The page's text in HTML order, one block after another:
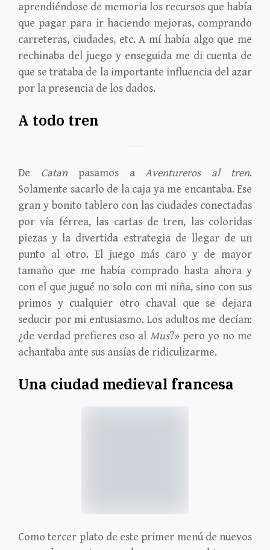
aprendiéndose de memoria los recursos que había
que pagar para ir haciendo mejoras, comprando
carreteras, ciudades, etc. A mí había algo que me
rechinaba del juego y enseguida me di cuenta de
que se trataba de la importante influencia del azar
por la presencia de los dados.
A todo tren
De Catanpasamos aAventureros al tren.
Solamente sacarlo de la caja ya me encantaba. Ese
gran y bonito tablero con las ciudades conectadas
por vía férrea, las cartas de tren, las coloridas
piezas y la divertida estrategia de llegar de un
punto al otro. El juego más caro y de mayor
tamaño que me había comprado hasta ahora y
con el que jugué no solo con mi niña, sino con sus
primos y cualquier otro chaval que se dejara
seducir por mi entusiasmo. Los adultos me decían:
¿de verdad prefieres eso al Mus?» pero yo no me
achantaba ante sus ansías de ridiculizarme.
Una ciudad medieval francesa
Como tercer plato de este primer menú de nuevos